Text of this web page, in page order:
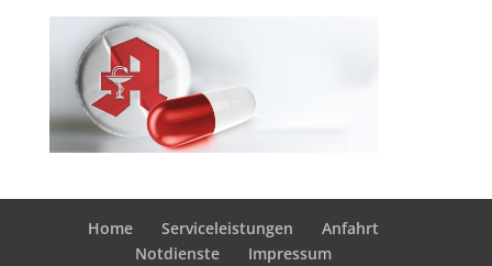
Home Serviceleistungen
Anfahrt
Notdienste
Impressum